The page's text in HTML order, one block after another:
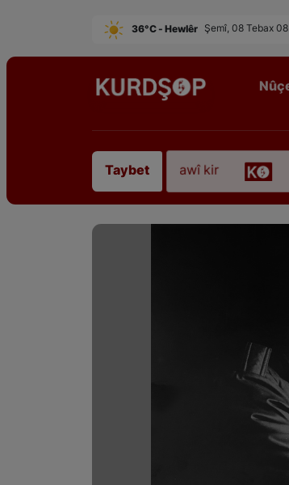
36°C - Hewlêr Şemî, 08 Tebax
Taybet
Sofyanî” koça dawî kir